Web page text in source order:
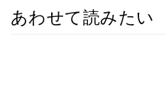
あわせて読みたい